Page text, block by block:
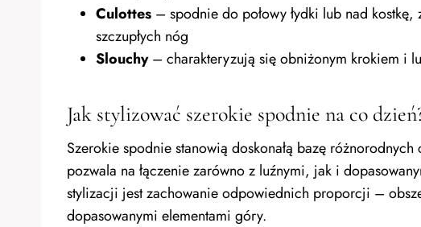
Culottes – spodnie do połowy łydki lub nad
szczupłych nóg
Slouchy– charakteryzują się obniżonym krokiem i
Jak stylizować szerokie spodnie na co
Szerokie spodnie stanowią doskonałą bazę
pozwala na łączenie zarówno z luźnymi, jak i
stylizacji jest zachowanie odpowiednich proporcji –
dopasowanymi elementami góry.